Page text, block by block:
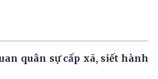
quân sự cấp xã, siết hành